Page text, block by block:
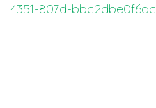
4351-807d-bbc2dbe0f6dc